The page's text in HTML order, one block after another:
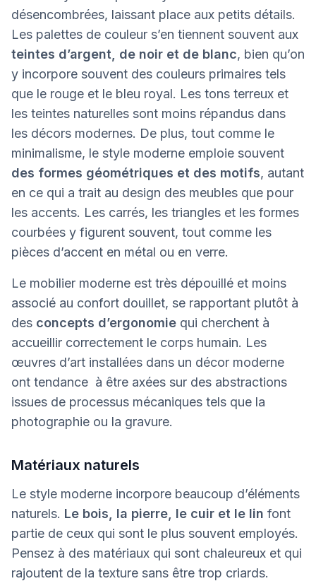
désencombrées, laissant place aux petits détails.
Les palettes de couleur s’en tiennent souvent aux
teintes d’argent, de noir et de blanc, bien qu’on
y incorpore souvent des couleurs primaires tels
que le rouge et le bleu royal. Les tons terreux et
les teintes naturelles sont moins répandus dans
les décors modernes. De plus, tout comme le
minimalisme, le style moderne emploie souvent
des formes géométriques et des motifs, autant
en ce qui a trait au design des meubles que pour
les accents. Les carrés, les triangles et les formes
courbées y figurent souvent, tout comme les
pièces d’accent en métal ou en verre.
Le mobilier moderne est très dépouillé et moins
associé au confort douillet, se rapportant plutôt à
des concepts d’ergonomie qui cherchent à
accueillir correctement le corps humain. Les
œuvres d’art installées dans un décor moderne
ont tendance à être axées sur des abstractions
issues de processus mécaniques tels que la
photographie ou la gravure.
Matériaux naturels
Le style moderne incorpore beaucoup d’éléments
naturels. Le bois, la pierre, le cuir et le lin font
partie de ceux qui sont le plus souvent employés.
Pensez à des matériaux qui sont chaleureux et qui
rajoutent de la texture sans être trop criards.